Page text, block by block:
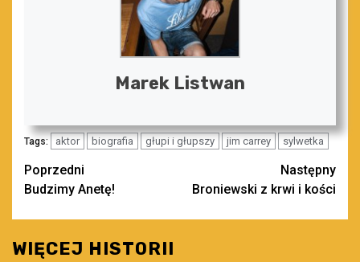
Marek Listwan
Tags: aktor biografia głupi i głupszy jim carrey sylwetka
Zobacz
wpisy
Poprzedni
Budzimy Anetę!
Następny
Broniewski z krwi i kości
WIĘCEJ HISTORII